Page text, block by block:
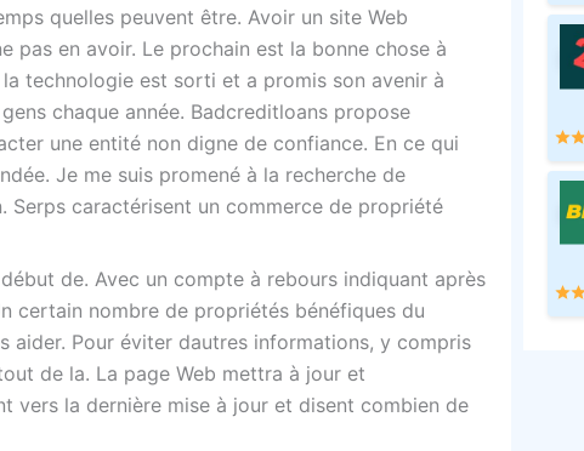
quelles peuvent être. Avoir un site Web
pas en avoir. Le prochain est la bonne chose à
technologie est sorti et a promis son avenir à
chaque année. Badcreditloans propose
une entité non digne de confiance. En ce qui
Je me suis promené à la recherche de
Serps caractérisent un commerce de propriété
de. Avec un compte à rebours indiquant après
certain nombre de propriétés bénéfiques du
Pour éviter dautres informations, y compris
de la. La page Web mettra à jour et
vers la dernière mise à jour et disent combien de